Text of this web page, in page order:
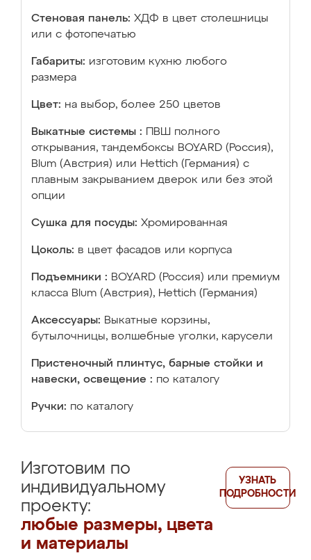
Стеновая панель: ХДФ в цвет столешницы
или с фотопечатью
Габариты: изготовим кухню любого
размера
Цвет: на выбор, более 250 цветов
Выкатные системы :
ПВШ полного
открывания, тандембоксы BOYARD (Россия),
Blum (Австрия) или Hettich (Германия) с
плавным закрыванием дверок или без этой
опции
Сушка для посуды: Хромированная
Цоколь: в цвет фасадов или корпуса
Подъемники : BOYARD (Россия) или премиум
класса Blum (Австрия), Hettich (Германия)
Аксессуары: Выкатные корзины,
бутылочницы, волшебные уголки, карусели
Пристеночный плинтус, барные стойки и
навески, освещение : по каталогу
Ручки: по каталогу
Изготовим по
индивидуальному
проекту:
любые размеры, цвета
и материалы
УЗНАТЬ
ПОДРОБНОСТИ